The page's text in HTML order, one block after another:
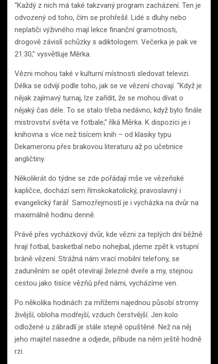
“Každý z nich má také takzvaný program zacházení. Ten je
odvozený od toho, čím se prohřešil. Lidé s dluhy nebo
neplatiči výživného mají lekce finanční gramotnosti,
drogově závislí schůzky s adiktologem. Večerka je pak ve
21:30,” vysvětluje Měrka.
Vězni mohou také v kulturní místnosti sledovat televizi.
Délka se odvíjí podle toho, jak se ve vězení chovají. “Když je
nějak zajímavý turnaj, lze zařídit, že se mohou dívat o
nějaký čas déle. To se stalo třeba nedávno, když bylo finále
mistrovství světa ve fotbale,” říká Měrka. K dispozici je i
knihovna s více než tisícem knih – od klasiky typu
Dekameronu přes brakovou literaturu až po učebnice
angličtiny.
Několikrát do týdne se zde pořádají mše ve vězeňské
kapličce, dochází sem římskokatolický, pravoslavný i
evangelický farář. Samozřejmostí je i vycházka na dvůr na
maximálně hodinu denně.
Právě přes vycházkový dvůr, kde vězni za teplých dní běžně
hrají fotbal, basketbal nebo nohejbal, jdeme zpět k vstupní
bráně vězení. Strážná nám vrací mobilní telefony, se
zaduněním se opět otevírají železné dveře a my, stejnou
cestou jako tisíce vězňů před námi, vycházíme ven.
Po několika hodinách za mřížemi najednou působí stromy
živější, obloha modřejší, vzduch čerstvější. Jen kolo
odložené u zábradlí je stále stejně opuštěné. Než na něj
jeho majitel nasedne a odjede, přibude na něm ještě hodně
rzi.